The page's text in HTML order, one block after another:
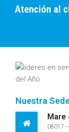
Atención al
Nuestra
Mare
08017